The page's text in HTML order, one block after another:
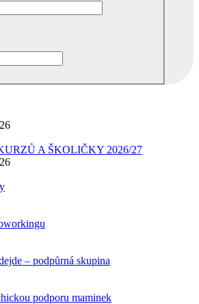
A ŠKOLIČKY 2026/27
– podpůrná skupina
podporu maminek